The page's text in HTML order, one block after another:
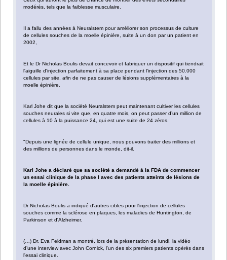
modérés, tels que la faiblesse musculaire.
Il a fallu des années à Neuralstem pour améliorer son processus de culture
de cellules souches de la moelle épinière, suite à un don par un patient en
2002,
Et le Dr Nicholas Boulis devait concevoir et fabriquer un dispositif qui tiendrait
l'aiguille d'injection parfaitement à sa place pendant l'injection des 50.000
cellules par site, afin de ne pas causer de lésions supplémentaires à la
moelle épinière.
Karl Johe dit que la société Neuralstem peut maintenant cultiver les cellules
souches neurales si vite que, en quatre mois, on peut passer d’un million de
cellules à 10 à la puissance 24, qui est une suite de 24 zéros.
"Depuis une lignée de cellule unique, nous pouvons traiter des millions et
des millions de personnes dans le monde, dit-il.
Karl Johe a déclaré que sa société a demandé à la FDA de commencer
un essai clinique de la phase I avec des patients atteints de lésions de
la moelle épinière.
Dr Nicholas Boulis a indiqué d'autres cibles pour l'injection de cellules
souches comme la sclérose en plaques, les maladies de Huntington, de
Parkinson et d'Alzheimer.
(…) Dr. Eva Feldman a montré, lors de la présentation de lundi, la vidéo
d’une interview avec John Cornick, l'un des six premiers patients opérés dans
l'essai clinique.